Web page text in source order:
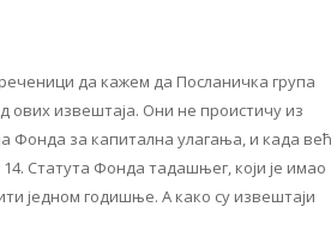
да кажем да Посланичка група
ових извештаја. Они не проистичу из
Фонда за капитална улагања, и када већ
Статута Фонда тадашњег, који је имао
једном годишње. А како су извештаји